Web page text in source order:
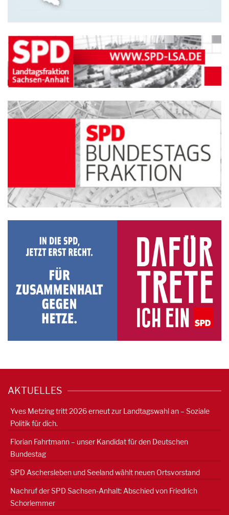
AKTUELLES
Yves Metzing tritt 2026 erneut zur Landtagswahl an – Soziale
Politik für dich.
Florian Fahrtmann – unser Kandidat für den Deutschen
Bundestag
SPD Aschersleben und Seeland wählt neuen Ortsvorstand
Nachruf der SPD Sachsen-Anhalt: Abschied von Friedrich
Schorlemmer